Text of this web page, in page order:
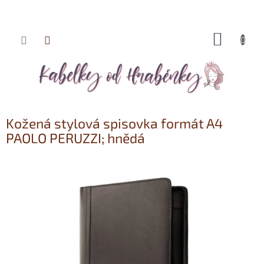
Přejít
Kožená stylová spisovka formát A4
PAOLO PERUZZI; hnědá